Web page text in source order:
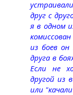
друг с
я в одном
из боев он
друга в
Если не
другой из
или